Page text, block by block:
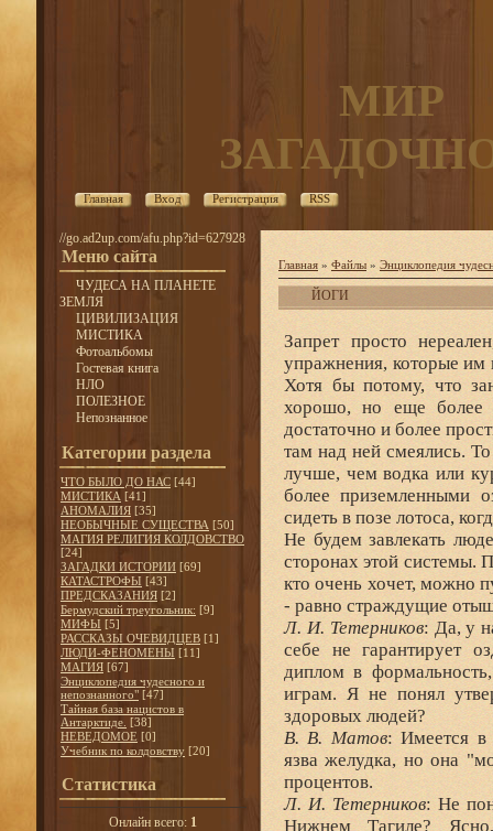
МИР
Главная Вход Регистрация RSS
//go.ad2up.com/afu.php?id=627928
Меню сайта
ЧУДЕСА НА ПЛАНЕТЕ
ЗЕМЛЯ
ЦИВИЛИЗАЦИЯ
МИСТИКА
Фотоальбомы
Гостевая книга
НЛО
ПОЛЕЗНОЕ
Непознанное
Категории раздела
ЧТО БЫЛО ДО НАС [44]
МИСТИКА [41]
АНОМАЛИЯ [35]
НЕОБЫЧНЫЕ СУЩЕСТВА [50]
МАГИЯ РЕЛИГИЯ КОЛДОВСТВО
[24]
ЗАГАДКИ ИСТОРИИ [69]
КАТАСТРОФЫ [43]
ПРЕДСКАЗАНИЯ [2]
Бермудский треугольник: [9]
МИФЫ [5]
РАССКАЗЫ ОЧЕВИДЦЕВ [1]
ЛЮДИ-ФЕНОМЕНЫ [11]
МАГИЯ [67]
Энциклопедия чудесного и
непознанного" [47]
Тайная база нацистов в
Антарктиде. [38]
НЕВЕДОМОЕ [0]
Учебник по колдовству [20]
Статистика
Онлайн всего: 1
Главная » Файлы » Энциклопедия
ЙОГИ
Запрет просто
упражнения, которые им
Хотя бы потому, что
хорошо, но еще более
достаточно и более
там над ней смеялись.
лучше, чем водка или
более приземленными
сидеть в позе лотоса,
Не будем завлекать
сторонах этой системы.
кто очень хочет, можно
- равно страждущие
Л. И. Тетерников: Да, у
себе не гарантирует
диплом в
играм. Я не понял
здоровых людей?
В. В. Матов: Имеется в
язва желудка, но она
процентов.
Л. И. Тетерников: Не
Нижнем Тагиле?